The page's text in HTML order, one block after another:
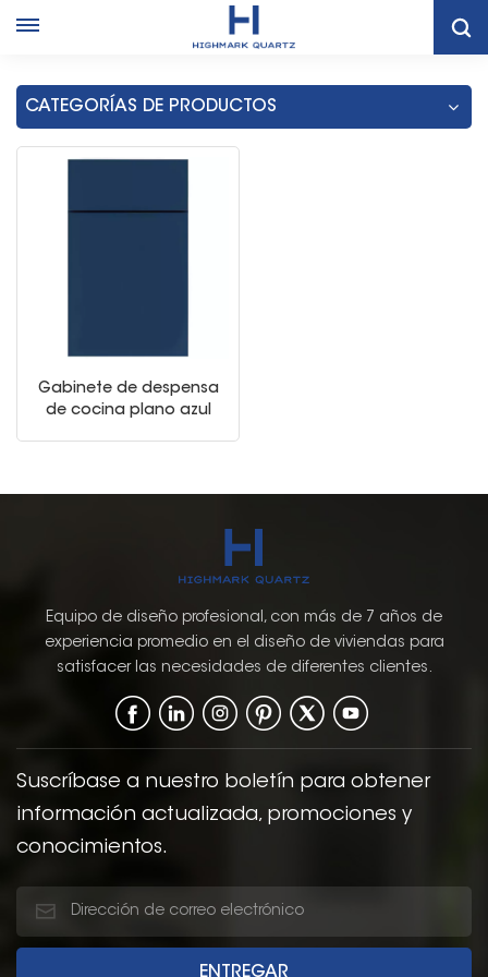
Hogar
Mueble De Cocina Azul Marino Moderno De Tailandia
CATEGORÍAS DE PRODUCTOS
Gabinete de despensa
de cocina plano azul
Equipo de diseño profesional, con más de 7 años de
experiencia promedio en el diseño de viviendas para
satisfacer las necesidades de diferentes clientes.
Suscríbase a nuestro boletín para obtener
información actualizada, promociones y
conocimientos.